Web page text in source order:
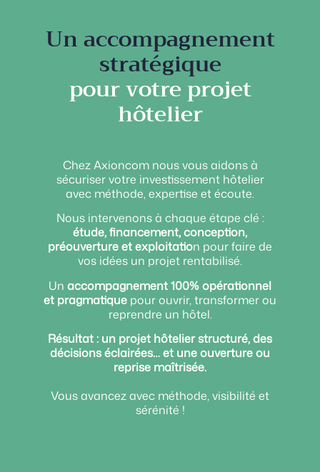
Un accompagnement
stratégique
pour votre projet
hôtelier
Chez Axioncom nous vous aidons à
sécuriser votre investissement hôtelier
avec méthode, expertise et écoute.
Nous intervenons à chaque étape clé :
étude, financement, conception,
préouverture et exploitation pour faire de
vos idées un projet rentabilisé.
Un accompagnement 100% opérationnel
et pragmatique pour ouvrir, transformer ou
reprendre un hôtel.
Résultat : un projet hôtelier structuré, des
décisions éclairées… et une ouverture ou
reprise maîtrisée.
Vous avancez avec méthode, visibilité et
sérénité !